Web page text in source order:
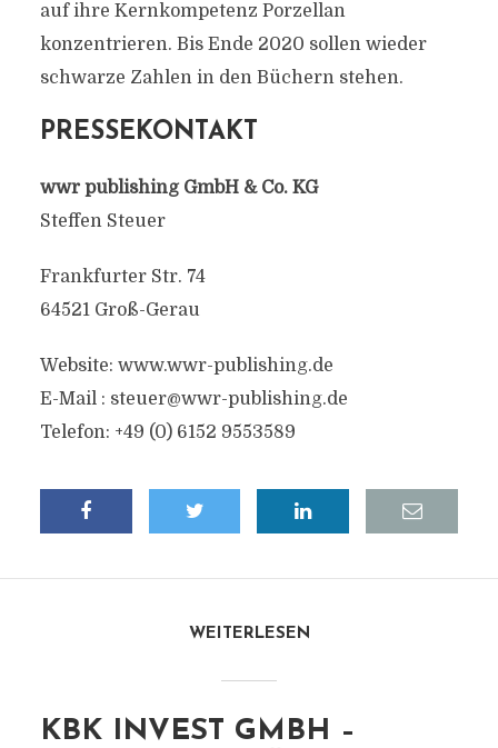
auf ihre Kernkompetenz Porzellan
konzentrieren. Bis Ende 2020 sollen wieder
schwarze Zahlen in den Büchern stehen.
PRESSEKONTAKT
wwr publishing GmbH & Co. KG
Steffen Steuer
Frankfurter Str. 74
64521 Groß-Gerau
Website: www.wwr-publishing.de
E-Mail : steuer@wwr-publishing.de
Telefon: +49 (0) 6152 9553589
WEITERLESEN
KBK INVEST GMBH –